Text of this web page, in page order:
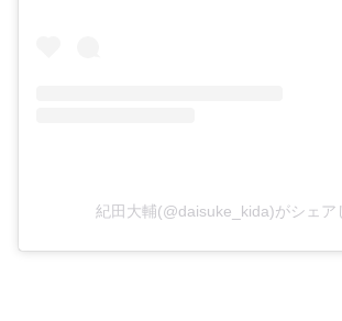
紀田大輔(@daisuke_kida)がシェア